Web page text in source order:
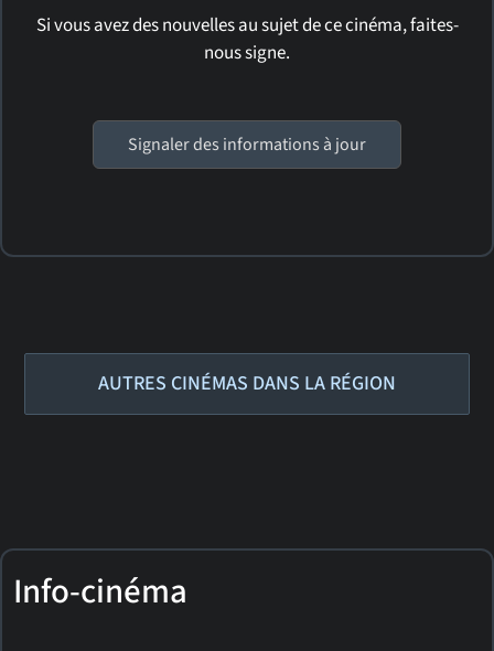
Si vous avez des nouvelles au sujet de ce cinéma, faites-
nous signe.
Signaler des informations à jour
AUTRES CINÉMAS DANS LA RÉGION
Info-cinéma